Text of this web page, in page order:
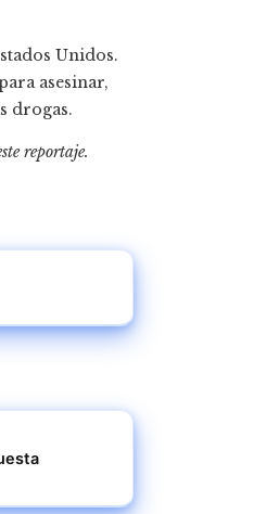
Unidos.
asesinar,
drogas.
reportaje.